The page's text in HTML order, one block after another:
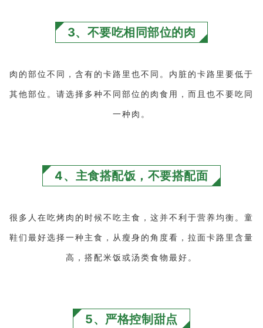
3、不要吃相同部位的肉
肉的部位不同，含有的卡路里也不同。内脏的卡路里要低于
其他部位。请选择多种不同部位的肉食用，而且也不要吃同
一种肉。
4、主食搭配饭，不要搭配面
很多人在吃烤肉的时候不吃主食，这并不利于营养均衡。童
鞋们最好选择一种主食，从瘦身的角度看，拉面卡路里含量
高，搭配米饭或汤类食物最好。
5、严格控制甜点